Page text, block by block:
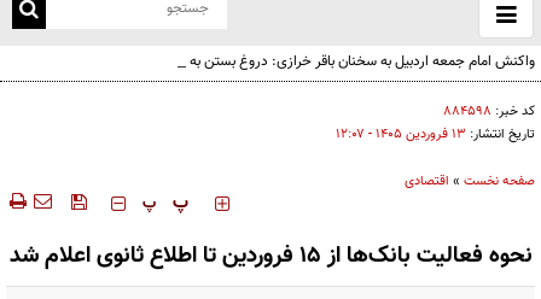
باز
و
واکنش امام جمعه اردبیل به سخنان باقر خرازی: دروغ بستن به رهبری قطعاً جرم بسیار بزرگی
است
کد خبر: ۸۸۴۵۹۸
تاریخ انتشار: ۱۳ فروردين ۱۴۰۵ - ۱۲:۰۷
صفحه نخست » اقتصادی
‍‍‍ پ پ
نحوه فعالیت بانک‌ها از ۱۵ فروردین تا اطلاع ثانوی اعلام شد